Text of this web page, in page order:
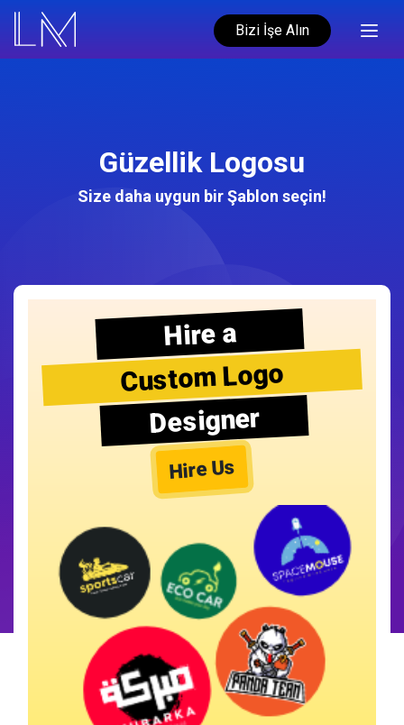
Bizi İşe Alın
Güzellik Logosu
Size daha uygun bir Şablon seçin!
Hire a
Custom Logo
Designer
Hire Us